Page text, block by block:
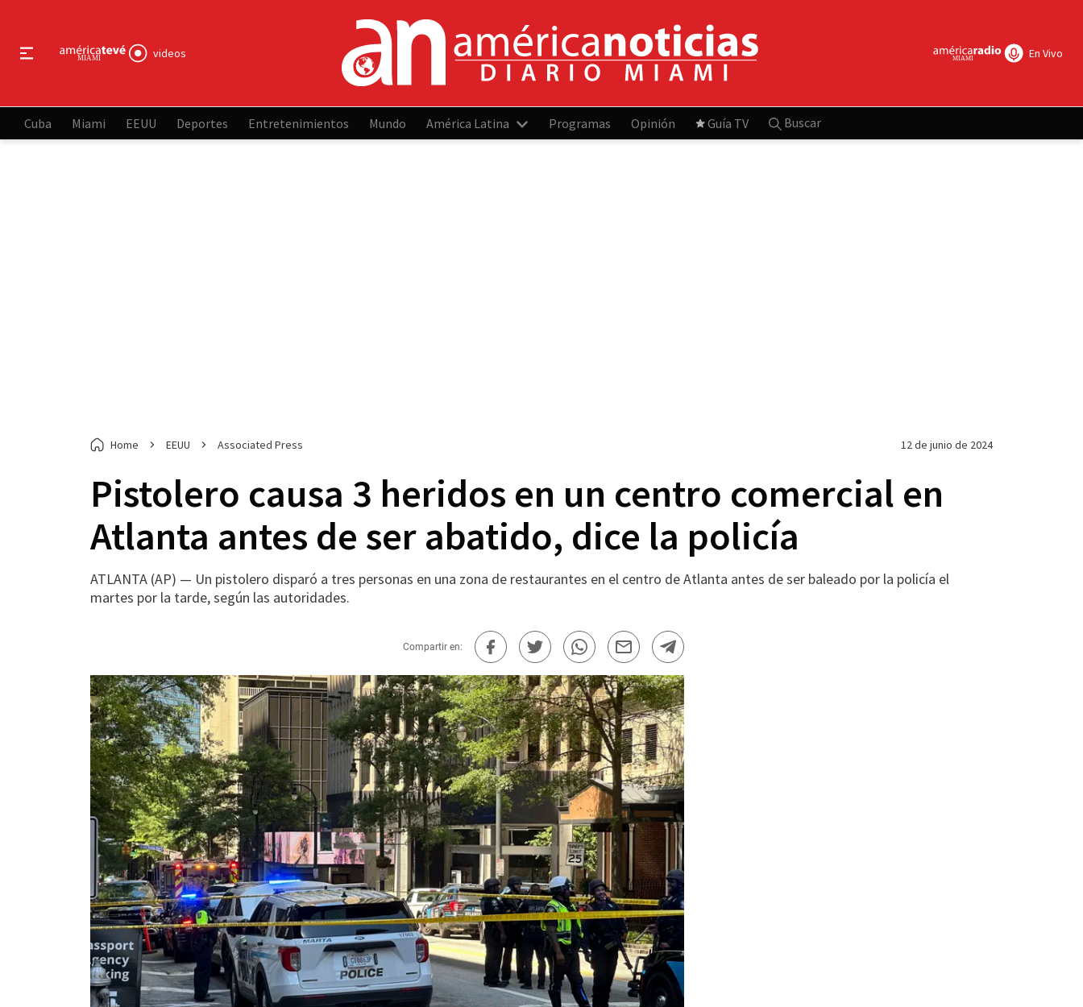
videos En Vivo
Cuba Miami EEUU Deportes Entretenimientos Mundo América Latina Programas Opinión Guía TV Buscar
Home EEUU Associated Press 12 de junio de 2024
Pistolero causa 3 heridos en un centro comercial en
Atlanta antes de ser abatido, dice la policía
ATLANTA (AP) — Un pistolero disparó a tres personas en una zona de restaurantes en el centro de Atlanta antes de ser baleado por la policía el
martes por la tarde, según las autoridades.
Compartir en: